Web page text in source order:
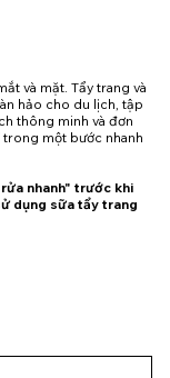
và mặt. Tẩy trang và
hảo cho du lịch, tập
thông minh và đơn
trong một bước nhanh
nhanh" trước khi
dụng sữa tẩy trang